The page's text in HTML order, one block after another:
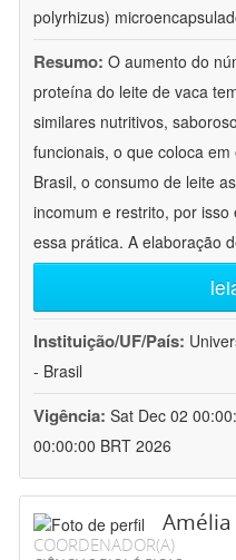
polyrhizus)
Resumo: O aumento do
proteína do leite de vaca
similares nutritivos,
funcionais, o que coloca
Brasil, o consumo de leite
incomum e restrito, por
essa prática. A elaboração
Instituição/UF/País:
- Brasil
Vigência: Sat Dec 02
00:00:00 BRT 2026
COORDENADOR(A)